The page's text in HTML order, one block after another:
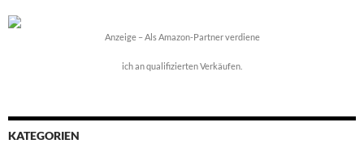
Anzeige – Als Amazon-Partner verdiene
ich an qualifizierten Verkäufen.
KATEGORIEN